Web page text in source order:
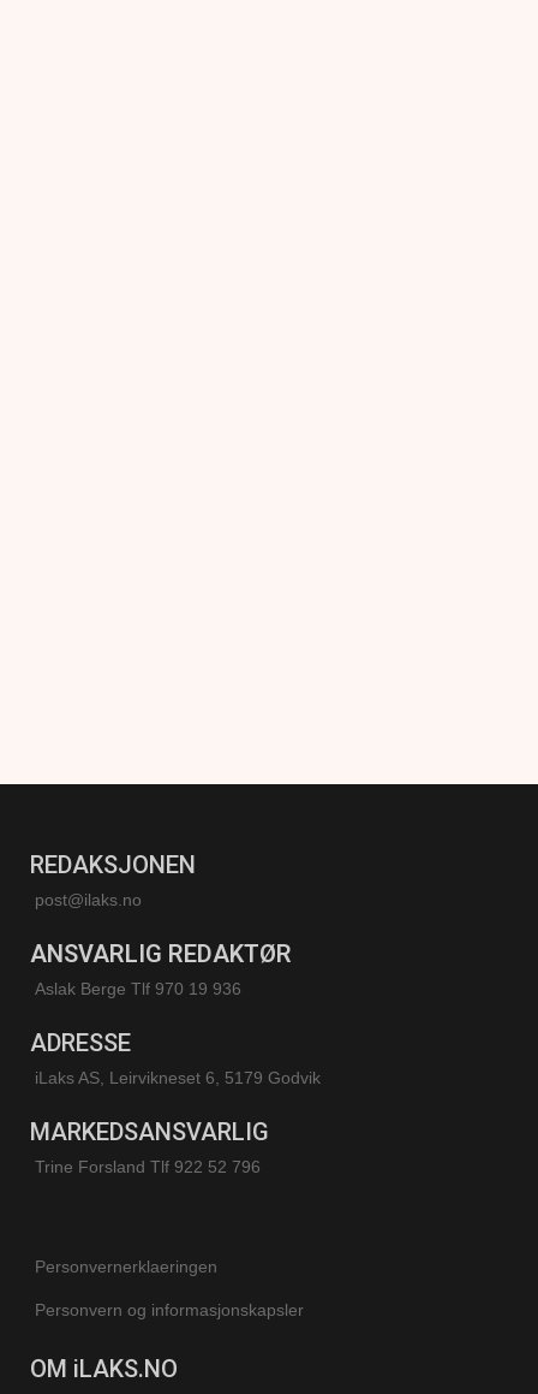
REDAKSJONEN
post@ilaks.no
ANSVARLIG REDAKTØR
Aslak Berge Tlf 970 19 936
ADRESSE
iLaks AS, Leirvikneset 6, 5179 Godvik
MARKEDSANSVARLIG
Trine Forsland Tlf 922 52 796
Personvernerklaeringen
Personvern og informasjonskapsler
OM iLAKS.NO